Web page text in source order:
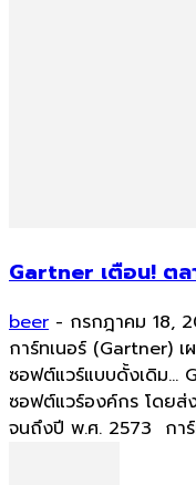
Gartner เตือน! ต
beer - กรกฎาคม 18,
การ์ทเนอร์ (Gartner)
ซอฟต์แวร์แบบดั้งเดิม...
ซอฟต์แวร์องค์กร โดยส่
จนถึงปี พ.ศ. 2573 การ์